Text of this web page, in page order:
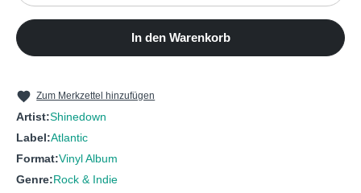
In den Warenkorb
Zum Merkzettel hinzufügen
Artist:Shinedown
Label:Atlantic
Format:Vinyl Album
Genre:Rock & Indie